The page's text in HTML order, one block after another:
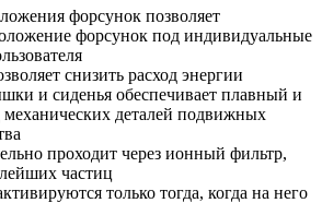
форсунок позволяет
форсунок под индивидуальные
снизить расход энергии
и сиденья обеспечивает плавный и
механических деталей подвижных
проходит через ионный фильтр,
частиц
только тогда, когда на него